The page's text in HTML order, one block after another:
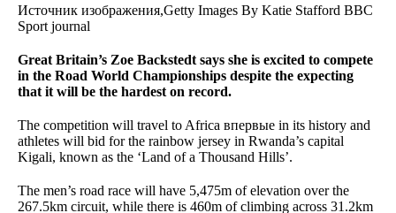
Источник изображения,Getty Images By Katie Stafford BBC
Sport journal
Great Britain’s Zoe Backstedt says she is excited to compete
in the Road World Championships despite the expecting
that it will be the hardest on record.
The competition will travel to Africa впервые in its history and
athletes will bid for the rainbow jersey in Rwanda’s capital
Kigali, known as the ‘Land of a Thousand Hills’.
The men’s road race will have 5,475m of elevation over the
267.5km circuit, while there is 460m of climbing across 31.2km